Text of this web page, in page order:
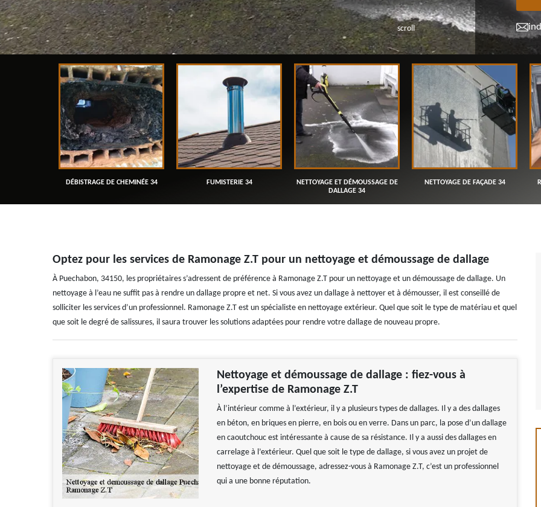
scroll
DÉBISTRAGE DE CHEMINÉE 34 FUMISTERIE 34
NETTOYAGE ET DÉMOUSSAGE DE
DALLAGE 34
NETTOYAGE DE FAÇADE 34
Optez pour les services de Ramonage Z.T pour un nettoyage et démoussage de dallage
À Puechabon, 34150, les propriétaires s’adressent de préférence à Ramonage Z.T pour un nettoyage et un démoussage de dallage. Un
nettoyage à l’eau ne suffit pas à rendre un dallage propre et net. Si vous avez un dallage à nettoyer et à démousser, il est conseillé de
solliciter les services d’un professionnel. Ramonage Z.T est un spécialiste en nettoyage extérieur. Quel que soit le type de matériau et quel
que soit le degré de salissures, il saura trouver les solutions adaptées pour rendre votre dallage de nouveau propre.
Nettoyage et démoussage de dallage : fiez-vous à
l’expertise de Ramonage Z.T
À l’intérieur comme à l’extérieur, il y a plusieurs types de dallages. Il y a des dallages
en béton, en briques en pierre, en bois ou en verre. Dans un parc, la pose d’un dallage
en caoutchouc est intéressante à cause de sa résistance. Il y a aussi des dallages en
carrelage à l’extérieur. Quel que soit le type de dallage, si vous avez un projet de
nettoyage et de démoussage, adressez-vous à Ramonage Z.T, c’est un professionnel
qui a une bonne réputation.